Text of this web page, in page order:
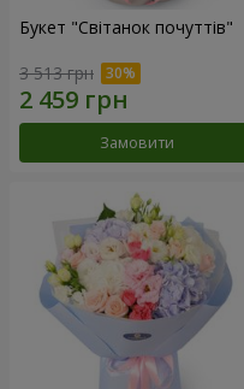
Букет "Світанок почуттів"
3 513 грн
Замовити